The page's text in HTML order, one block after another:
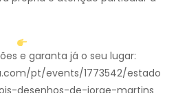
e garanta já o seu lugar:
pt/events/1773542/estado
desenhos-de-jorge-martins